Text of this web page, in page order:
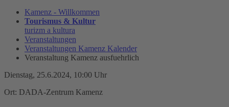
Kamenz - Willkommen
Tourismus & Kultur
turizm a kultura
Veranstaltungen
Veranstaltungen Kamenz Kalender
Veranstaltung Kamenz ausfuehrlich
Dienstag, 25.6.2024, 10:00 Uhr
Ort: DADA-Zentrum Kamenz